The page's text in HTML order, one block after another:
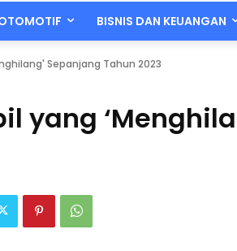
BISNIS DAN KEUANGAN
Sepanjang Tahun 2023
yang